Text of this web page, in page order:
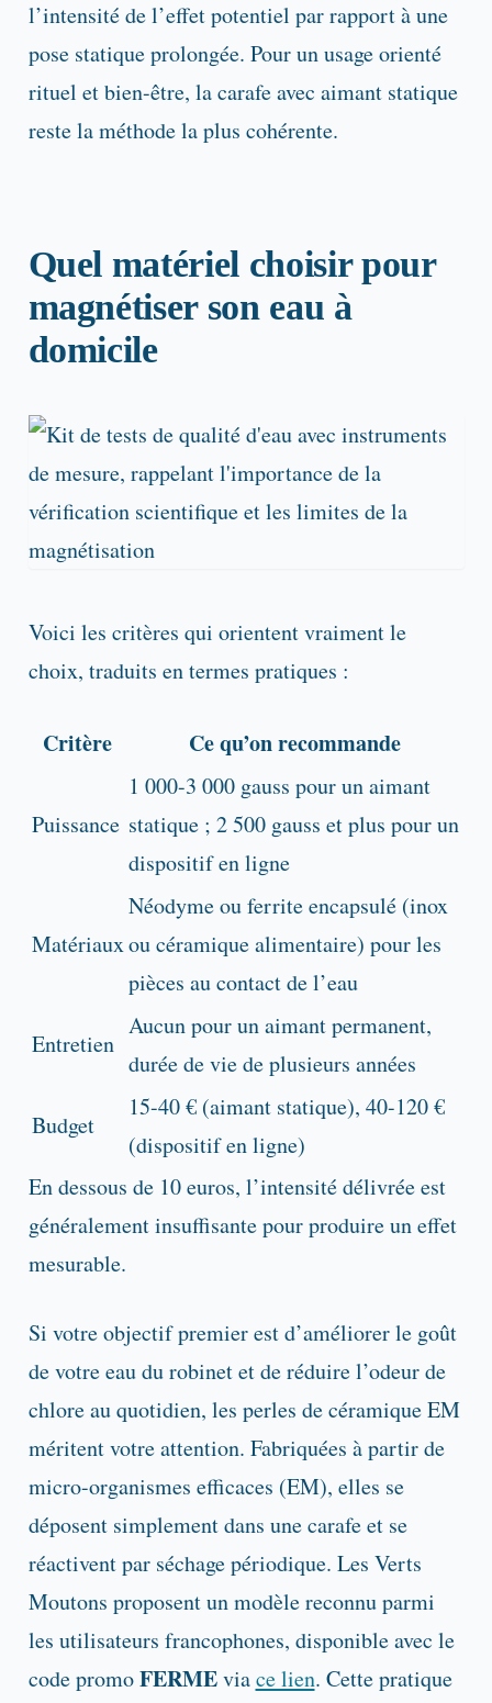
l’intensité de l’effet potentiel par rapport à une
pose statique prolongée. Pour un usage orienté
rituel et bien-être, la carafe avec aimant statique
reste la méthode la plus cohérente.
Quel matériel choisir pour
magnétiser son eau à
domicile
Voici les critères qui orientent vraiment le
choix, traduits en termes pratiques :
Critère Ce qu’on recommande
Puissance
1 000-3 000 gauss pour un aimant
statique ; 2 500 gauss et plus pour un
dispositif en ligne
Matériaux
Néodyme ou ferrite encapsulé (inox
ou céramique alimentaire) pour les
pièces au contact de l’eau
Entretien
Aucun pour un aimant permanent,
durée de vie de plusieurs années
Budget
15-40 € (aimant statique), 40-120 €
(dispositif en ligne)
En dessous de 10 euros, l’intensité délivrée est
généralement insuffisante pour produire un effet
mesurable.
Si votre objectif premier est d’améliorer le goût
de votre eau du robinet et de réduire l’odeur de
chlore au quotidien, les perles de céramique EM
méritent votre attention. Fabriquées à partir de
micro-organismes efficaces (EM), elles se
déposent simplement dans une carafe et se
réactivent par séchage périodique. Les Verts
Moutons proposent un modèle reconnu parmi
les utilisateurs francophones, disponible avec le
code promoFERMEviace lien. Cette pratique